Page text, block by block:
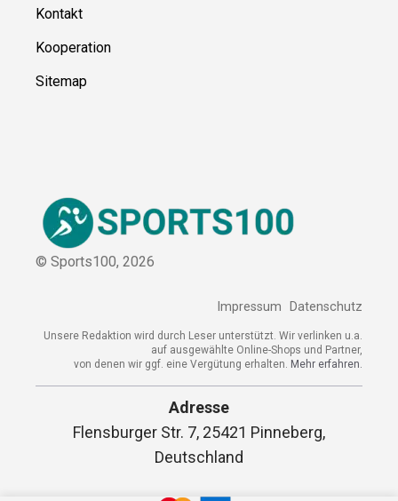
Kontakt
Kooperation
Sitemap
© Sports100, 2026
Impressum Datenschutz
Unsere Redaktion wird durch Leser unterstützt. Wir verlinken
u.a. auf ausgewählte Online-Shops und Partner,
von denen wir ggf. eine Vergütung erhalten.Mehr erfahren.
Adresse
Flensburger Str. 7, 25421 Pinneberg,
Deutschland